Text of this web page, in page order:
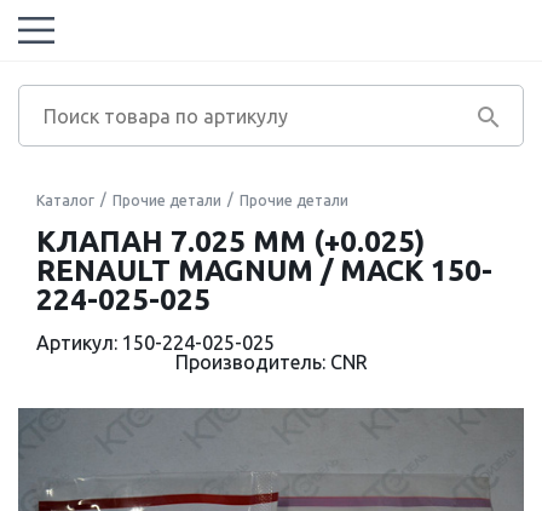
Каталог Прочие детали Прочие детали
КЛАПАН 7.025 ММ (+0.025)
RENAULT MAGNUM / MACK 150-
224-025-025
Артикул: 150-224-025-025
Производитель: CNR